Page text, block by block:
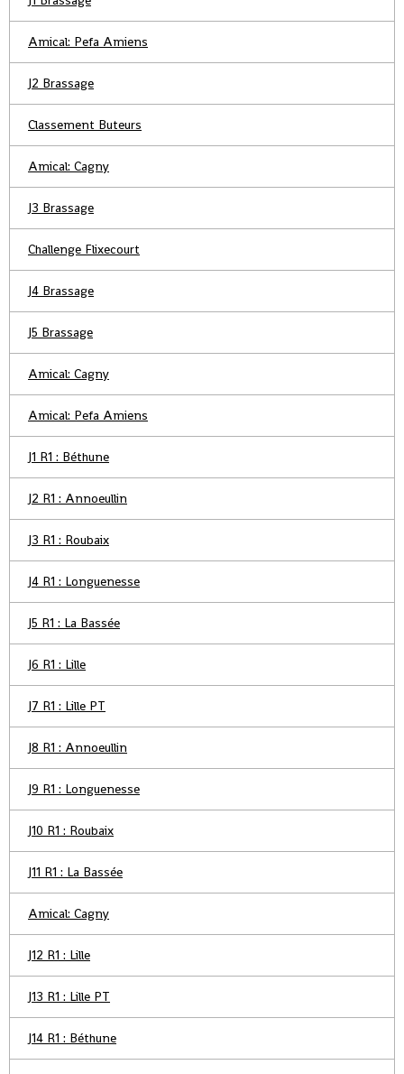
Amical: Pefa Amiens
J2 Brassage
Classement Buteurs
Amical: Cagny
J3 Brassage
Challenge Flixecourt
J4 Brassage
J5 Brassage
Amical: Cagny
Amical: Pefa Amiens
J1 R1 : Béthune
J2 R1 : Annoeullin
J3 R1 : Roubaix
J4 R1 : Longuenesse
J5 R1 : La Bassée
J6 R1 : Lille
J7 R1 : Lille PT
J8 R1 : Annoeullin
J9 R1 : Longuenesse
J10 R1 : Roubaix
J11 R1 : La Bassée
Amical: Cagny
J12 R1 : Lille
J13 R1 : Lille PT
J14 R1 : Béthune